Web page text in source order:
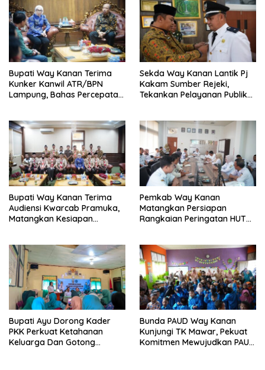
Bupati Way Kanan Terima
Kunker Kanwil ATR/BPN
Lampung, Bahas Percepatan
Sekda Way Kanan Lantik Pj
Kakam Sumber Rejeki,
Tekankan Pelayanan Publik
Bupati Way Kanan Terima
Audiensi Kwarcab Pramuka,
Matangkan Kesiapan
Pemkab Way Kanan
Matangkan Persiapan
Rangkaian Peringatan HUT
Bupati Ayu Dorong Kader
PKK Perkuat Ketahanan
Keluarga Dan Gotong
Bunda PAUD Way Kanan
Kunjungi TK Mawar, Pekuat
Komitmen Mewujudkan PAUD